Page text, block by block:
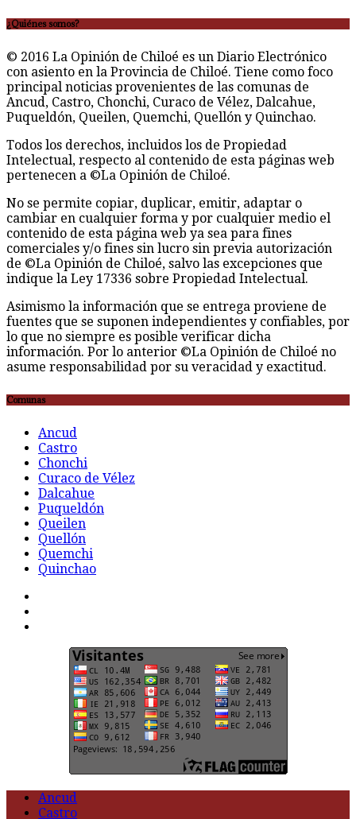
¿Quiénes somos?
© 2016 La Opinión de Chiloé es un Diario Electrónico
con asiento en la Provincia de Chiloé. Tiene como foco
principal noticias provenientes de las comunas de
Ancud, Castro, Chonchi, Curaco de Vélez, Dalcahue,
Puqueldón, Queilen, Quemchi, Quellón y Quinchao.
Todos los derechos, incluidos los de Propiedad
Intelectual, respecto al contenido de esta páginas web
pertenecen a ©La Opinión de Chiloé.
No se permite copiar, duplicar, emitir, adaptar o
cambiar en cualquier forma y por cualquier medio el
contenido de esta página web ya sea para fines
comerciales y/o fines sin lucro sin previa autorización
de ©La Opinión de Chiloé, salvo las excepciones que
indique la Ley 17336 sobre Propiedad Intelectual.
Asimismo la información que se entrega proviene de
fuentes que se suponen independientes y confiables, por
lo que no siempre es posible verificar dicha
información. Por lo anterior ©La Opinión de Chiloé no
asume responsabilidad por su veracidad y exactitud.
Comunas
Ancud
Castro
Chonchi
Curaco de Vélez
Dalcahue
Puqueldón
Queilen
Quellón
Quemchi
Quinchao
Ancud
Castro